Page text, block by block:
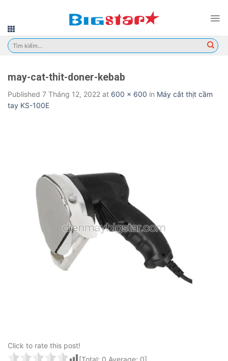
content
Tìm
kiếm:
may-cat-thit-doner-kebab
Published 7 Tháng 12, 2022 at 600 × 600 in Máy cắt thịt cầm
tay KS-100E
Click to rate this post!
[Total: 0 Average: 0]